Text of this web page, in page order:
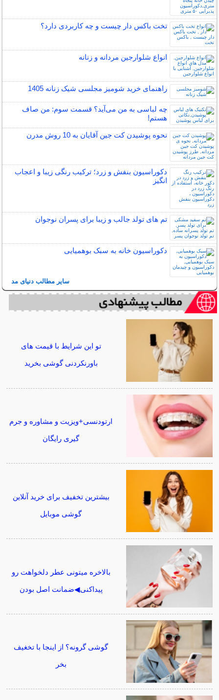
تخت باکس دار چیست و چه کاربردی دارد؟
انواع شلوارجین مردانه و زنانه
راهنمای خرید شومیز مجلسی شیک زنانه 1405
چه لباسی به من می‌آید؟ قسمت سوم: من صاف
هستم!
نحوه پوشیدن کت جین آقایان به 10 روش مدرن
دکوراسیون بنفش و زرد؛ ترکیب رنگی زیبا و اعجاب
انگیز
تم های تولد جالب و زیبا برای پسران نوجوان
دکوراسیون خانه به سبک بوهمیایی
سایر مطالب دنیای مد
تو این شرایط با قیمت های
باورنکردنی گوشی بخرید
ارتودنسی+ویزیت و مشاوره و جرم
گیری رایگان
بیشترین تخفیف برای خرید آنلاین
گوشی موبایل
بالاخره میتونی عطر دلخواهت رو
پیداکنی◀ضمانت اصل بودن
گوشی گرونه؟ از اینجا با تخغیف
بخر